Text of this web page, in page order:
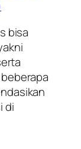
bisa
di